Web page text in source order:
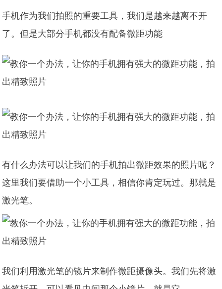
手机作为我们拍照的重要工具，我们是越来越离不开
了。但是大部分手机都没有配备微距功能
有什么办法可以让我们的手机拍出微距效果的照片呢？
这里我们要借助一个小工具，相信你肯定玩过。那就是
激光笔。
我们利用激光笔的镜片来制作微距摄像头。我们先将激